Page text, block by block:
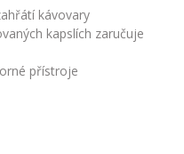
kávovary
kapslích zaručuje
přístroje